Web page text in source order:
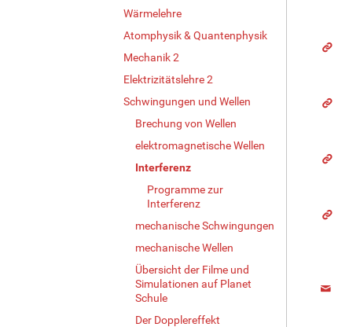
Wärmelehre
Atomphysik & Quantenphysik
Mechanik 2
Elektrizitätslehre 2
Schwingungen und Wellen
Brechung von Wellen
elektromagnetische Wellen
Interferenz
Programme zur
Interferenz
mechanische Schwingungen
mechanische Wellen
Übersicht der Filme und
Simulationen auf Planet
Schule
Der Dopplereffekt